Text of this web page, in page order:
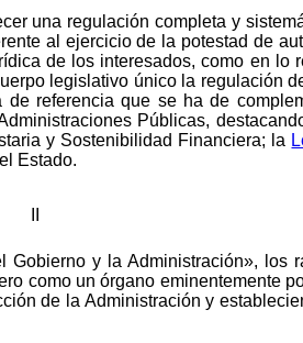
una regulación completa y
al ejercicio de la potestad de
de los interesados, como en lo
legislativo único la regulación
referencia que se ha de
Públicas,
y Sostenibilidad Financiera; la
Estado.
y la Administración», los
como un órgano eminentemente
de la Administración y